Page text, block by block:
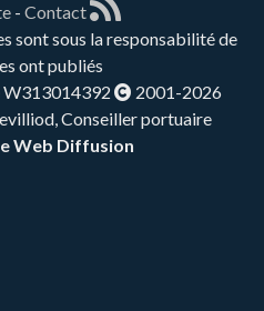
- Contact
sont sous la responsabilité de
ont publiés
W313014392
2001-2026
Conseiller portuaire
Web Diffusion